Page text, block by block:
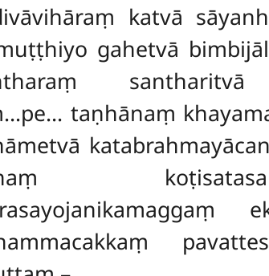
katvā
gahetvā
taṇhānaṃ